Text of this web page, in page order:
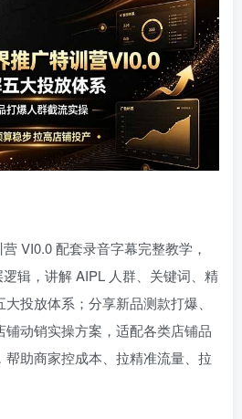
VI0.0 配套录音字幕完整教学，
辑，讲解 AIPL 人群、关键词、精
投放体系；分享新品测款打爆、
动销实操方案，适配各类店铺品
助商家控成本、拉精准流量、拉